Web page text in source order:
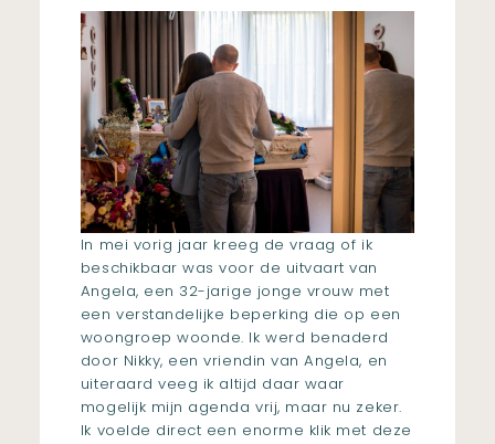
In mei vorig jaar kreeg de vraag of ik
beschikbaar was voor de uitvaart van
Angela, een 32-jarige jonge vrouw met
een verstandelijke beperking die op een
woongroep woonde. Ik werd benaderd
door Nikky, een vriendin van Angela, en
uiteraard veeg ik altijd daar waar
mogelijk mijn agenda vrij, maar nu zeker.
Ik voelde direct een enorme klik met deze